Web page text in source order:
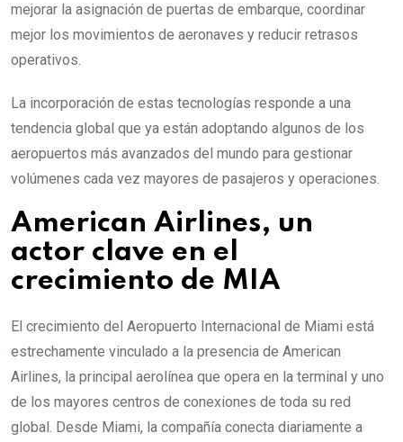
mejorar la asignación de puertas de embarque, coordinar
mejor los movimientos de aeronaves y reducir retrasos
operativos.
La incorporación de estas tecnologías responde a una
tendencia global que ya están adoptando algunos de los
aeropuertos más avanzados del mundo para gestionar
volúmenes cada vez mayores de pasajeros y operaciones.
American Airlines, un
actor clave en el
crecimiento de MIA
El crecimiento del Aeropuerto Internacional de Miami está
estrechamente vinculado a la presencia de American
Airlines, la principal aerolínea que opera en la terminal y uno
de los mayores centros de conexiones de toda su red
global. Desde Miami, la compañía conecta diariamente a